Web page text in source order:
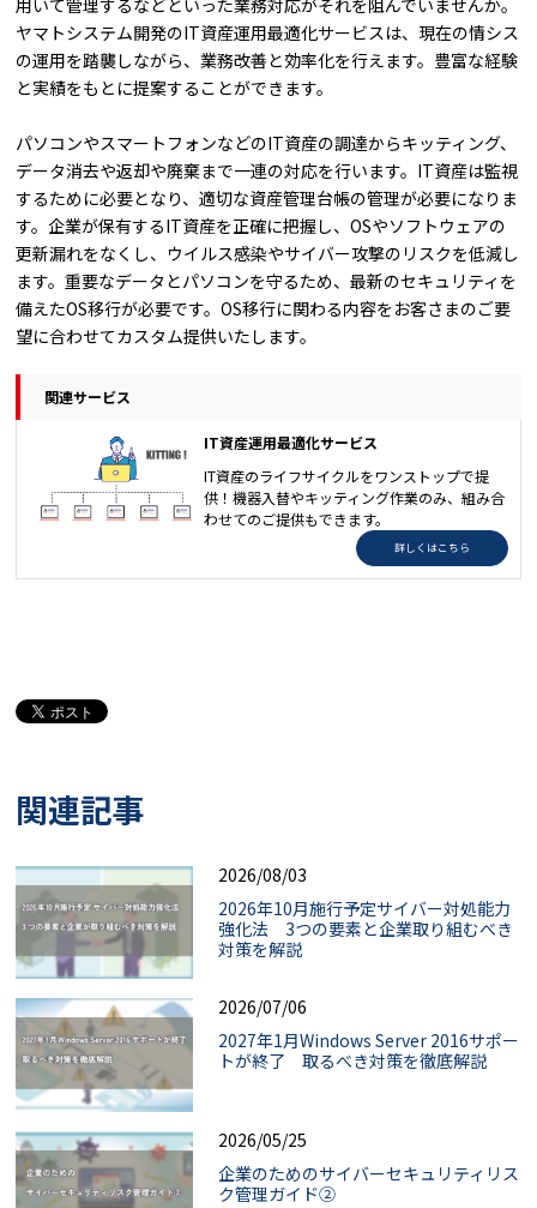
ヤマトシステム開発のIT資産運用最適化サービスは、現在の情シス
の運用を踏襲しながら、業務改善と効率化を行えます。豊富な経験
と実績をもとに提案することができます。
パソコンやスマートフォンなどのIT資産の調達からキッティング、
データ消去や返却や廃棄まで一連の対応を行います。IT資産は監視
するために必要となり、適切な資産管理台帳の管理が必要になりま
す。企業が保有するIT資産を正確に把握し、OSやソフトウェアの
更新漏れをなくし、ウイルス感染やサイバー攻撃のリスクを低減し
ます。重要なデータとパソコンを守るため、最新のセキュリティを
備えたOS移行が必要です。OS移行に関わる内容をお客さまのご要
望に合わせてカスタム提供いたします。
関連サービス
IT資産運用最適化サービス
IT資産のライフサイクルをワンストップで提
供！機器入替やキッティング作業のみ、組み合
わせてのご提供もできます。
詳しくはこちら
関連記事
2026/08/03
2026年10月施行予定サイバー対処能力
強化法 3つの要素と企業取り組むべき
対策を解説
2026/07/06
2027年1月Windows Server 2016サポー
トが終了 取るべき対策を徹底解説
2026/05/25
企業のためのサイバーセキュリティリス
ク管理ガイド②